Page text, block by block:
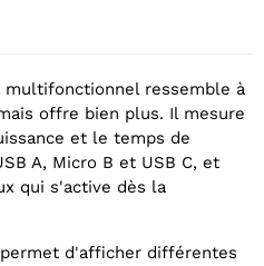
multifonctionnel ressemble à
offre bien plus. Il mesure
et le temps de
A, Micro B et USB C, et
qui s'active dès la
d'afficher différentes